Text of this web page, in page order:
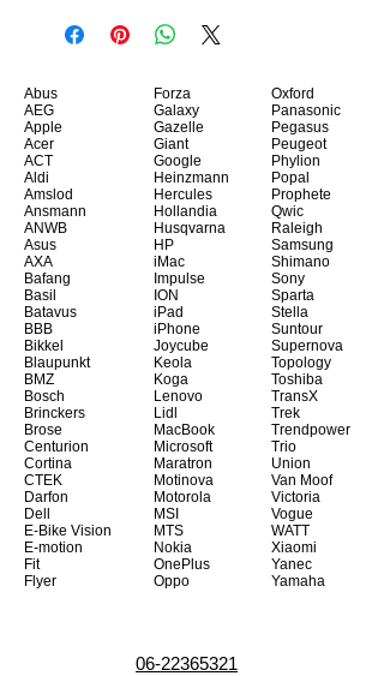
Abus
AEG
Apple
Acer
ACT
Aldi
Amslod
Ansmann
ANWB
Asus
AXA
Bafang
Basil
Batavus
BBB
Bikkel
Blaupunkt
BMZ
Bosch
Brinckers
Brose
Centurion
Cortina
CTEK
Darfon
Dell
E-Bike Vision
E-motion
Fit
Flyer
Forza
Galaxy
Gazelle
Giant
Google
Heinzmann
Hercules
Hollandia
Husqvarna
HP
iMac
Impulse
ION
iPad
iPhone
Joycube
Keola
Koga
Lenovo
Lidl
MacBook
Microsoft
Maratron
Motinova
Motorola
MSI
MTS
Nokia
OnePlus
Oppo
Oxford
Panasonic
Pegasus
Peugeot
Phylion
Popal
Prophete
Qwic
Raleigh
Samsung
Shimano
Sony
Sparta
Stella
Suntour
Supernova
Topology
Toshiba
TransX
Trek
Trendpower
Trio
Union
Van Moof
Victoria
Vogue
WATT
Xiaomi
Yanec
Yamaha
06-22365321